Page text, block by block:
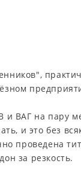
ВАГ на пару
и это без
проведена
за резкость.